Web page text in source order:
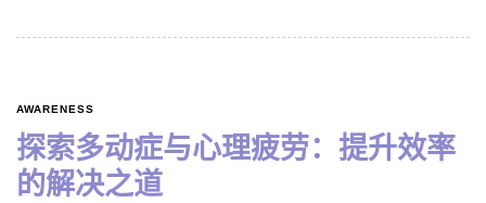
AWARENESS
探索多动症与心理疲劳：提升效率
的解决之道